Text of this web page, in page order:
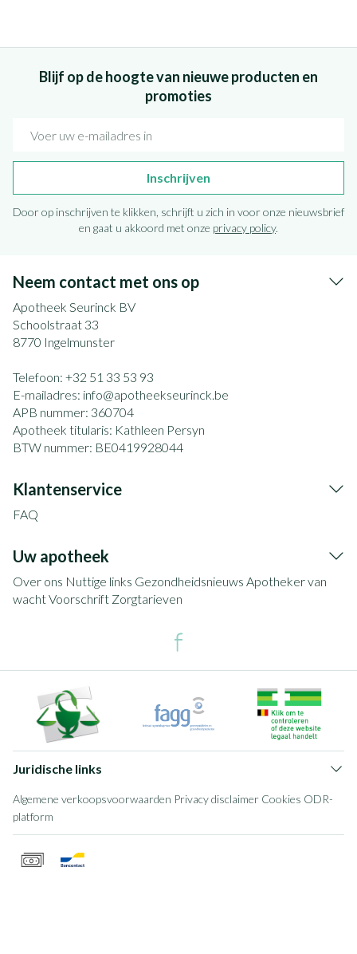
Blijf op de hoogte van nieuwe producten en
promoties
Inschrijven
Door op inschrijven te klikken, schrijft u zich in voor onze nieuwsbrief
en gaat u akkoord met onze privacy policy.
Neem contact met ons op
Apotheek Seurinck BV
Schoolstraat 33
8770 Ingelmunster
Telefoon: +32 51 33 53 93
E-mailadres: info@apotheekseurinck.be
APB nummer: 360704
Apotheek titularis: Kathleen Persyn
BTW nummer: BE0419928044
Klantenservice
FAQ
Uw apotheek
Over ons Nuttige links Gezondheidsnieuws Apotheker van
wachtVoorschrift Zorgtarieven
Juridische links
Algemene verkoopsvoorwaarden Privacy disclaimer Cookies ODR-
platform